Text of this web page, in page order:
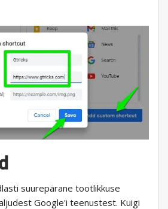
suurepärane tootlikkuse
Google'i teenustest. Kuigi